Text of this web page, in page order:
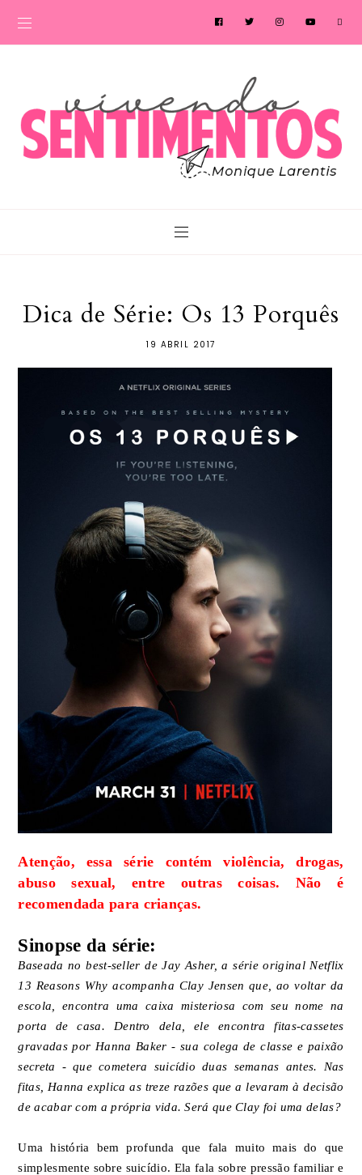
Dica de Série: Os 13 Porquês
19 ABRIL 2017
Atenção, essa série contém violência, drogas,
abuso sexual, entre outras coisas. Não é
recomendada para crianças.
Sinopse da série:
Baseada no best-seller de Jay Asher, a série original Netflix
13 Reasons Why acompanha Clay Jensen que, ao voltar da
escola, encontra uma caixa misteriosa com seu nome na
porta de casa. Dentro dela, ele encontra fitas-cassetes
gravadas por Hanna Baker - sua colega de classe e paixão
secreta - que cometera suicídio duas semanas antes. Nas
fitas, Hanna explica as treze razões que a levaram à decisão
de acabar com a própria vida. Será que Clay foi uma delas?
Uma história bem profunda que fala muito mais do que
simplesmente sobre suicídio. Ela fala sobre pressão familiar e